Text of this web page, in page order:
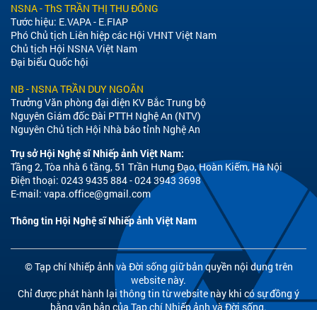
NSNA - ThS TRẦN THỊ THU ĐÔNG
Tước hiệu: E.VAPA - E.FIAP
Phó Chủ tịch Liên hiệp các Hội VHNT Việt Nam
Chủ tịch Hội NSNA Việt Nam
Đại biểu Quốc hội
NB - NSNA TRẦN DUY NGOÃN
Trưởng Văn phòng đại diện KV Bắc Trung bộ
Nguyên Giám đốc Đài PTTH Nghệ An (NTV)
Nguyên Chủ tịch Hội Nhà báo tỉnh Nghệ An
Trụ sở Hội Nghệ sĩ Nhiếp ảnh Việt Nam:
Tầng 2, Tòa nhà 6 tầng, 51 Trần Hưng Đạo, Hoàn Kiếm, Hà Nội
Điện thoại: 0243 9435 884 - 024 3943 3698
E-mail: vapa.office@gmail.com
Thông tin Hội Nghệ sĩ Nhiếp ảnh Việt Nam
© Tạp chí Nhiếp ảnh và Đời sống giữ bản quyền nội dung trên
website này.
Chỉ được phát hành lại thông tin từ website này khi có sự đồng ý
bằng văn bản của Tạp chí Nhiếp ảnh và Đời sống.